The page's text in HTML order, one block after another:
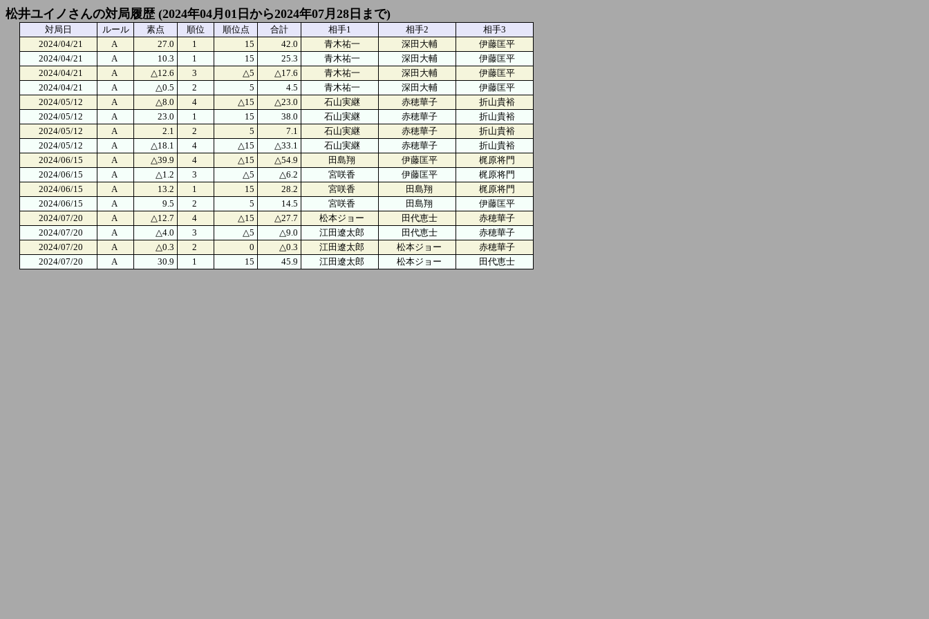
松井ユイノさんの対局履歴 (2024年04月01日から2024年07月28日まで)
対局日 ルール 素点 順位 順位点 合計 相手1 相手2
相手3
2024/04/21
A 27.0 1 15 42.0 青木祐一 深田大輔
伊藤匡平
2024/04/21
A 10.3 1 15 25.3 青木祐一 深田大輔
伊藤匡平
2024/04/21
A △12.6 3 △5 △17.6 青木祐一 深田大輔
伊藤匡平
2024/04/21
A △0.5 2 5 4.5 青木祐一 深田大輔
伊藤匡平
2024/05/12
A △8.0 4 △15 △23.0 石山実継 赤穂華子
折山貴裕
2024/05/12
A 23.0 1 15 38.0 石山実継 赤穂華子
折山貴裕
2024/05/12
A 2.1 2 5 7.1 石山実継 赤穂華子
折山貴裕
2024/05/12
A △18.1 4 △15 △33.1 石山実継 赤穂華子
折山貴裕
2024/06/15
A △39.9 4 △15 △54.9 田島翔 伊藤匡平
梶原将門
2024/06/15
A △1.2 3 △5 △6.2 宮咲香 伊藤匡平
梶原将門
2024/06/15
A 13.2 1 15 28.2 宮咲香 田島翔
梶原将門
2024/06/15
A 9.5 2 5 14.5 宮咲香 田島翔
伊藤匡平
2024/07/20
A △12.7 4 △15 △27.7 松本ジョー 田代恵士
赤穂華子
2024/07/20
A △4.0 3 △5 △9.0 江田遼太郎 田代恵士
赤穂華子
2024/07/20
A △0.3 2 0 △0.3 江田遼太郎 松本ジョー
赤穂華子
2024/07/20
A 30.9 1 15 45.9 江田遼太郎 松本ジョー 田代恵士